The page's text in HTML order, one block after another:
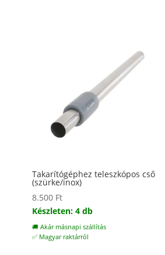
Takarítógéphez teleszkópos cső
(szürke/inox)
8.500 Ft
Készleten: 4 db
🚚 Akár másnapi szállítás
✅ Magyar raktárról